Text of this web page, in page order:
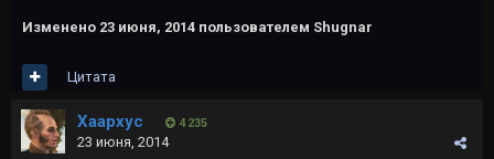
Изменено 23 июня, 2014 пользователем Shugnar
Цитата
Хаархус 4 235
23 июня, 2014